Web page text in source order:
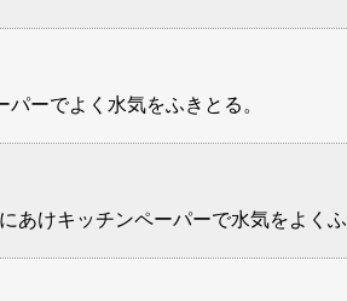
ーでよく水気をふきとる。
あけキッチンペーパーで水気をよく